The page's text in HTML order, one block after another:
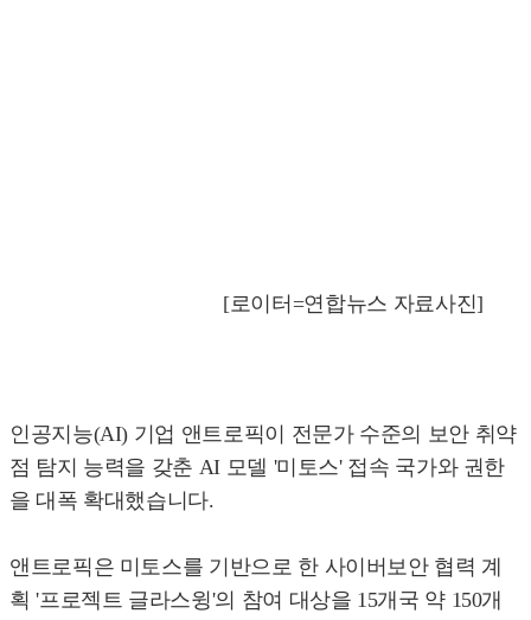
[로이터=연합뉴스 자료사진]
인공지능(AI) 기업 앤트로픽이 전문가 수준의 보안 취약
점 탐지 능력을 갖춘 AI 모델 '미토스' 접속 국가와 권한
을 대폭 확대했습니다.
앤트로픽은 미토스를 기반으로 한 사이버보안 협력 계
획 '프로젝트 글라스윙'의 참여 대상을 15개국 약 150개